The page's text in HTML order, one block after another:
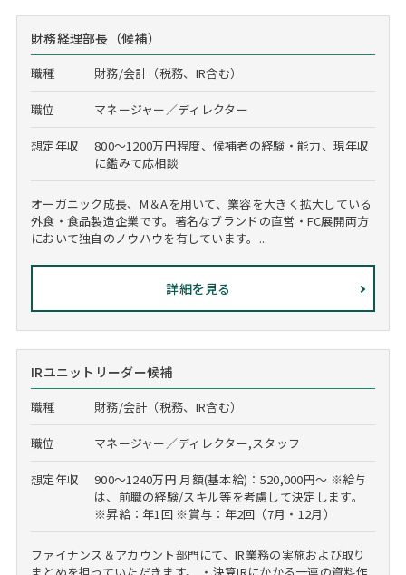
財務経理部長（候補）
職種 財務/会計（税務、IR含む）
職位 マネージャー／ディレクター
想定年収
800～1200万円程度、候補者の経験・能力、現年収
に鑑みて応相談
オーガニック成長、M＆Aを用いて、業容を大きく拡大している
外食・食品製造企業です。著名なブランドの直営・FC展開両方
において独自のノウハウを有しています。...
詳細を見る
IRユニットリーダー候補
職種 財務/会計（税務、IR含む）
職位 マネージャー／ディレクター,スタッフ
想定年収
900～1240万円 月額(基本給)：520,000円～ ※給与
は、前職の経験/スキル等を考慮して決定します。
※昇給：年1回 ※賞与：年2回（7月・12月）
ファイナンス＆アカウント部門にて、IR業務の実施および取り